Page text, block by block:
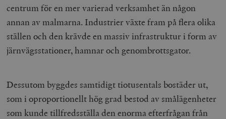
centrum för en mer varierad verksamhet än någon
annan av malmarna. Industrier växte fram på flera olika
ställen och den krävde en massiv infrastruktur i form av
järnvägsstationer, hamnar och genombrottsgator.
Dessutom byggdes samtidigt tiotusentals bostäder ut,
som i oproportionellt hög grad bestod av smålägenheter
som kunde tillfredsställa den enorma efterfrågan från